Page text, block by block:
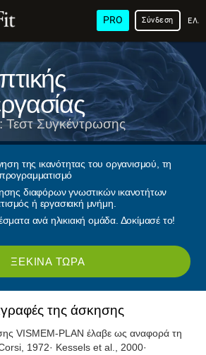
PRO Σύνδεση
Συγκέντρωσης
της ικανότητας του οργανισμού, τη
διαφόρων γνωστικών ικανοτήτων
ή εργασιακή μνήμη.
ανά ηλικιακή ομάδα. Δοκίμασέ το!
ΞΕΚΊΝΑ ΤΏΡΑ
της άσκησης
VISMEM-PLAN έλαβε ως αναφορά τη
1972· Kessels et al., 2000·